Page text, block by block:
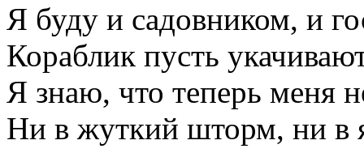
Я буду и садовником, и
Кораблик пусть
Я знаю, что теперь меня
Ни в жуткий шторм, ни